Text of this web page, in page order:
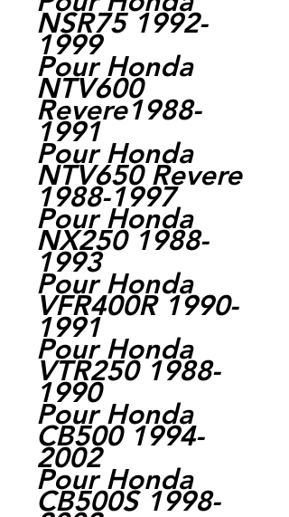
NSR75 1992-
1999
Pour Honda
NTV600
Revere1988-
1991
Pour Honda
NTV650 Revere
1988-1997
Pour Honda
NX250 1988-
1993
Pour Honda
VFR400R 1990-
1991
Pour Honda
VTR250 1988-
1990
Pour Honda
CB500 1994-
2002
Pour Honda
CB500S 1998-